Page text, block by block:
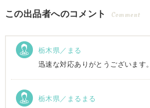
この出品者へのコメント Comment
栃木県／まる
迅速な対応ありがとうございます。
栃木県／まるまる